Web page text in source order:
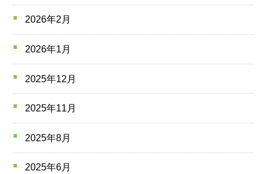
2026年2月
2026年1月
2025年12月
2025年11月
2025年8月
2025年6月